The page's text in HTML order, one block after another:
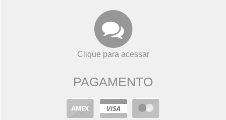
Clique para acessar
PAGAMENTO